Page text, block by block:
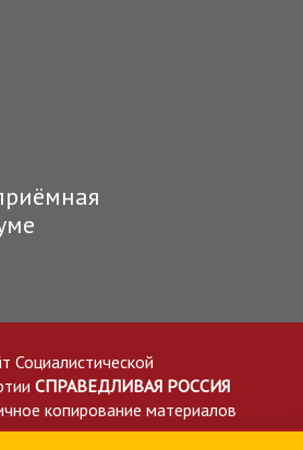
Социалистической
СПРАВЕДЛИВАЯ РОССИЯ
копирование материалов
ссылкой на сайт spravedlivo.ru